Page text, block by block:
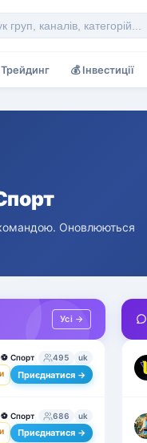
Трейдинг 💰 Інвестиції
Оновлюються
Усі →
⚽ Спорт 495 uk
Приєднатися →
⚽ Спорт 686 uk
Приєднатися →